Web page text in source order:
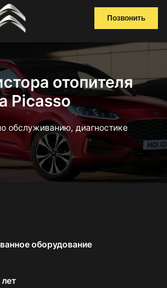
Позвонить
отопителя
Picasso
обслуживанию, диагностике
оборудование